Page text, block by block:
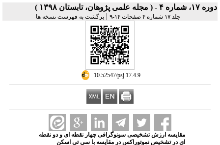
دوره ۱۷، شماره ۴ - ( مجله علمی پژوهان، تابستان ۱۳۹۸ )
جلد ۱۷ شماره ۴ صفحات ۱۴-۹ | برگشت به فهرست نسخه ها
‎ 10.52547/psj.17.4.9
مقایسه ارزش تشخیصی سونوگرافی چهار نقطه ای و دو نقطه
ای در تشخیص نموتوراکس در مقایسه با سی تی اسکن